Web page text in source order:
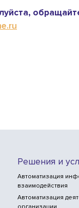
Решения и
Автоматизация
взаимодействия
Автоматизация